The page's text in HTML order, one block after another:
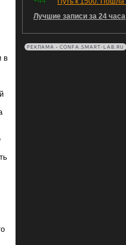
в
Лучшие записи за 24 часа
РЕКЛАМА • CONFA.SMART-LAB.RU